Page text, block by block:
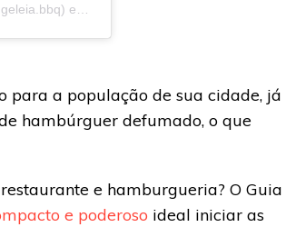
em
para a população de sua cidade, já
hambúrguer defumado, o que
e hamburgueria? O Guia
e poderoso ideal iniciar as